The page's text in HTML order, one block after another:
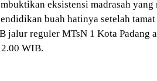
eksistensi madrasah
buah hatinya setelah
jalur reguler MTsN 1 Kota Padang
WIB.